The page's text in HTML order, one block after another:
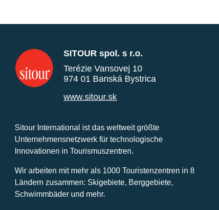
SITOUR spol. s r.o.
Terézie Vansovej 10
974 01 Banská Bystrica
www.sitour.sk
Sitour International ist das weltweit größte
Unternehmensnetzwerk für technologische
Innovationen in Tourismuszentren.
Wir arbeiten mit mehr als 1000 Touristenzentren in 8
Ländern zusammen: Skigebiete, Berggebiete,
Schwimmbäder und mehr.